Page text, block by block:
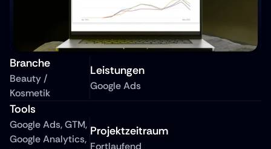
Branche
Beauty /
Kosmetik
Leistungen
Google Ads
Tools
Google Ads, GTM,
Google Analytics,
Projektzeitraum
Fortlaufend